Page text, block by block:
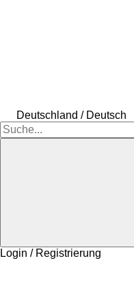
Deutschland / Deutsch
Login / Registrierung